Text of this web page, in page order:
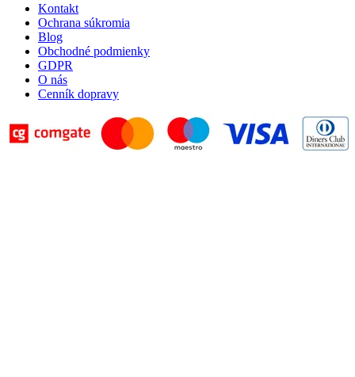
Kontakt
Ochrana súkromia
Blog
Obchodné podmienky
GDPR
O nás
Cenník dopravy